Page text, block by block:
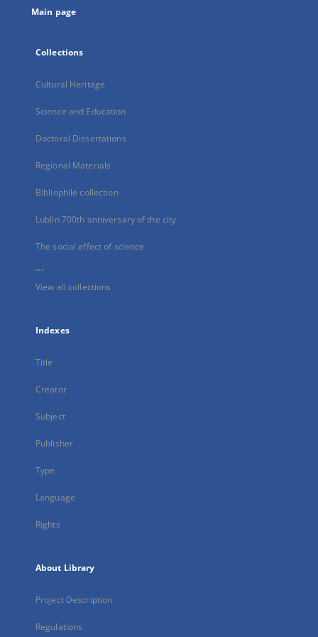
Main page
Collections
Cultural Heritage
Science and Education
Doctoral Dissertations
Regional Materials
Bibliophile collection
Lublin 700th anniversary of the city
The social effect of science
...
View all collections
Indexes
Title
Creator
Subject
Publisher
Type
Language
Rights
About Library
Project Description
Regulations